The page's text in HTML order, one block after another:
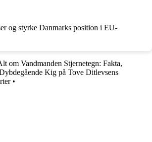
og styrke Danmarks position i EU-
om Vandmanden Stjernetegn: Fakta,
Kig på Tove Ditlevsens
•